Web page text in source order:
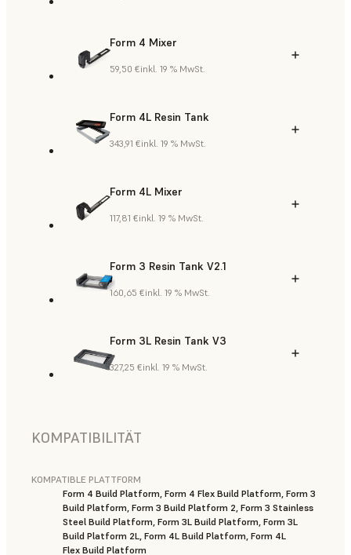
Form 4 Mixer
59,50 €inkl. 19 % MwSt.
Form 4L Resin Tank
343,91 €inkl. 19 % MwSt.
Form 4L Mixer
117,81 €inkl. 19 % MwSt.
Form 3 Resin Tank V2.1
160,65 €inkl. 19 % MwSt.
Form 3L Resin Tank V3
327,25 €inkl. 19 % MwSt.
KOMPATIBILITÄT
KOMPATIBLE PLATTFORM
Form 4 Build Platform, Form 4 Flex Build Platform, Form 3
Build Platform, Form 3 Build Platform 2, Form 3 Stainless
Steel Build Platform, Form 3L Build Platform, Form 3L
Build Platform 2L, Form 4L Build Platform, Form 4L
Flex Build Platform